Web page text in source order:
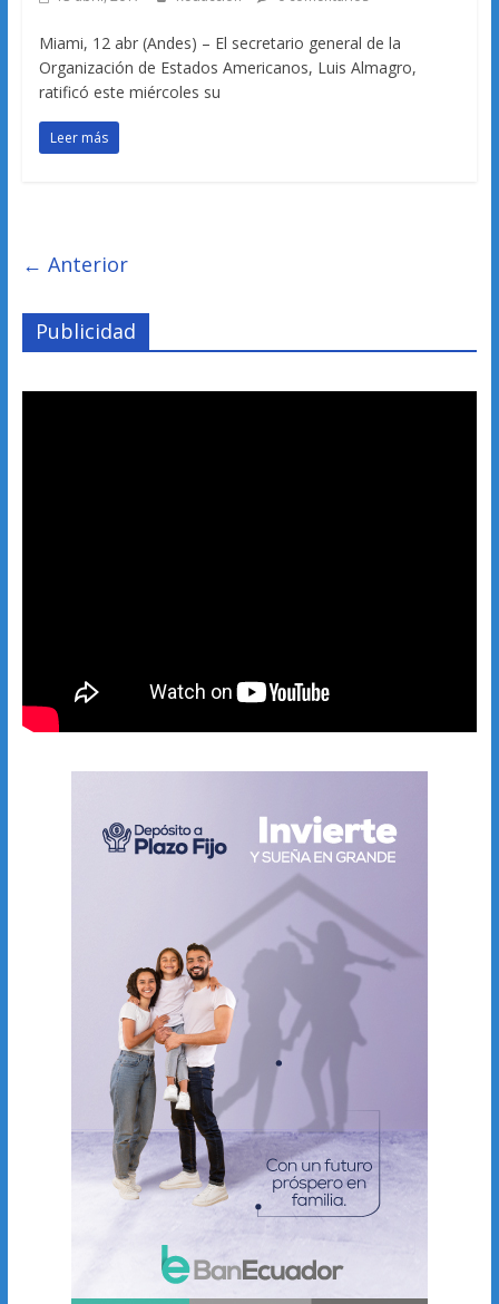
Miami, 12 abr (Andes) – El secretario general de la
Organización de Estados Americanos, Luis Almagro,
ratificó este miércoles su
Leer más
← Anterior
Publicidad